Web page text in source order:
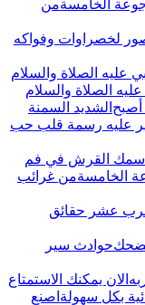
من
لخصراوات وفواكه
الصلاة والسلام
الشديد السمنة
القرش في فم
من غرائب
عشر حقائق
حوادث سير
الان يمكنك الاستمتاع
اصنع